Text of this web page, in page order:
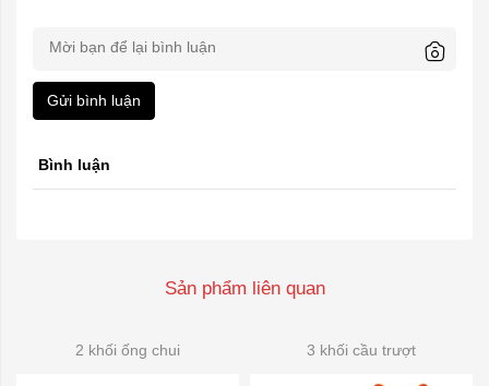
Gửi bình luận
Bình luận
Sản phẩm liên quan
2 khối ống chui 3 khối cầu trượt